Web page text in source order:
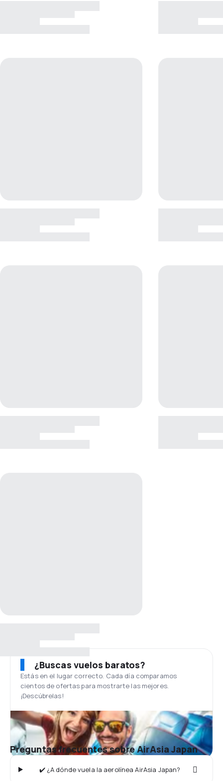
¿Buscas vuelos baratos?
Estás en el lugar correcto. Cada día comparamos
cientos de ofertas para mostrarte las mejores.
¡Descúbrelas!
Preguntas frecuentes sobre AirAsia Japan
✔️ ¿A dónde vuela la aerolínea AirAsia Japan?